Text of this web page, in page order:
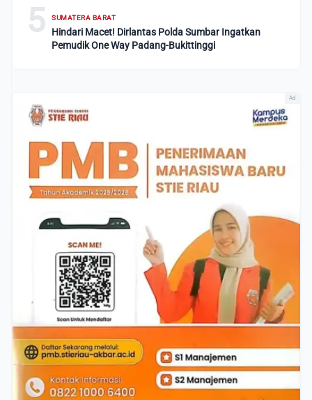
5 SUMATERA BARAT
Hindari Macet! Dirlantas Polda Sumbar Ingatkan
Pemudik One Way Padang-Bukittinggi
Ad